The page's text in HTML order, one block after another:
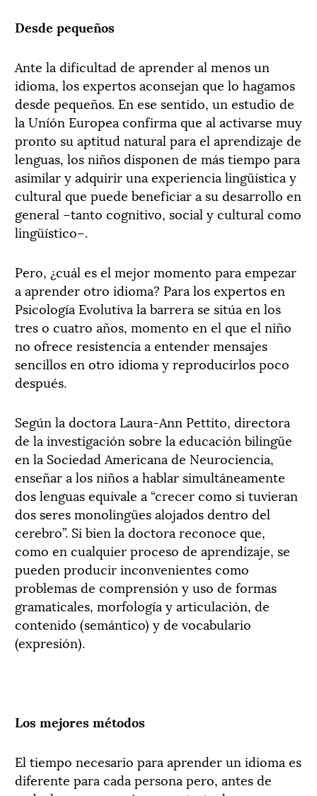
Desde pequeños
Ante la dificultad de aprender al menos un
idioma, los expertos aconsejan que lo hagamos
desde pequeños. En ese sentido, un estudio de
la Uníón Europea confirma que al activarse muy
pronto su aptitud natural para el aprendizaje de
lenguas, los niños disponen de más tiempo para
asimilar y adquirir una experiencia lingüística y
cultural que puede beneficiar a su desarrollo en
general –tanto cognitivo, social y cultural como
lingüístico–.
Pero, ¿cuál es el mejor momento para empezar
a aprender otro idioma? Para los expertos en
Psicología Evolutiva la barrera se sitúa en los
tres o cuatro años, momento en el que el niño
no ofrece resistencia a entender mensajes
sencillos en otro idioma y reproducirlos poco
después.
Según la doctora Laura-Ann Pettito, directora
de la investigación sobre la educación bilingüe
en la Sociedad Americana de Neurociencia,
enseñar a los niños a hablar simultáneamente
dos lenguas equivale a “crecer como si tuvieran
dos seres monolingües alojados dentro del
cerebro”. Si bien la doctora reconoce que,
como en cualquier proceso de aprendizaje, se
pueden producir inconvenientes como
problemas de comprensión y uso de formas
gramaticales, morfología y articulación, de
contenido (semántico) y de vocabulario
(expresión).
Los mejores métodos
El tiempo necesario para aprender un idioma es
diferente para cada persona pero, antes de